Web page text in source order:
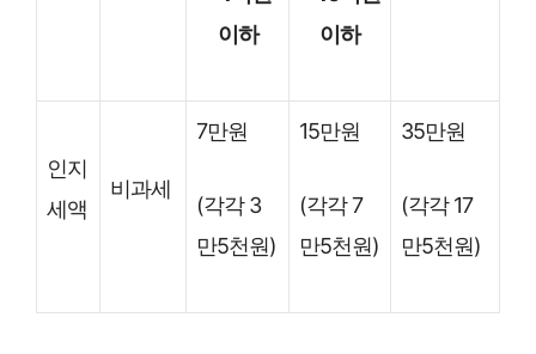
이하
이하
인지
세액
비과세
7만원
(각각 3
만5천원)
15만원
(각각 7
만5천원)
35만원
(각각 17
만5천원)